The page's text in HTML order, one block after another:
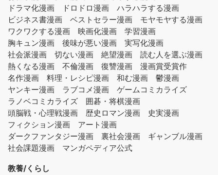
ドラマ化漫画
ドロドロ漫画
ハラハラする漫画
ビジネス書漫画
ベストセラー漫画
モヤモヤする漫画
ワクワクする漫画
映画化漫画
学習漫画
胸キュン漫画
後味が悪い漫画
実写化漫画
社会派漫画
切ない漫画 絶望漫画
読む人を選ぶ漫画
熱くなる漫画
不倫漫画 復讐漫画
漫画賞受賞作
名作漫画
料理・レシピ漫画 和む漫画
鬱漫画
ヤンキー漫画
ラブコメ漫画
ゲームコミカライズ
ラノベコミカライズ
囲碁・将棋漫画
頭脳戦・心理戦漫画
歴史ロマン漫画
史実漫画
フィクション漫画
アート漫画
ダークファンタジー漫画
裏社会漫画
ギャンブル漫画
社会課題漫画
マンガペディア公式
教養/くらし